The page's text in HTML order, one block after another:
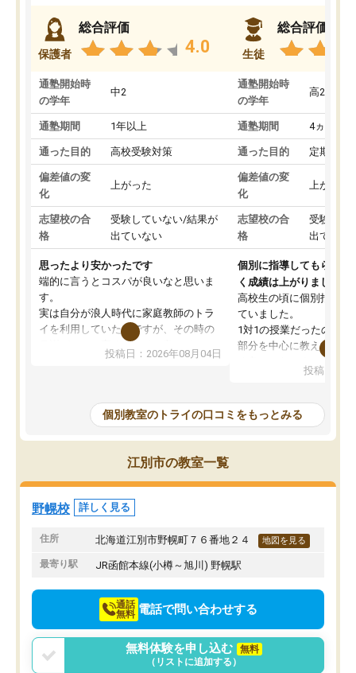
保護者
総合評価
4.0
通塾開始時
の学年
中2
通塾期間 1年以上
通った目的 高校受験対策
偏差値の変
化
上がった
志望校の合
格
受験していない/結果が
出ていない
思ったより安かったです
端的に言うとコスパが良いなと思いま
す。
実は自分が浪人時代に家庭教師のトラ
イを利用していたのですが、その時の
月謝がとても高くトライに良いイメー
ジがありませんでした。
し始めた形です。
しかし、以前とは違い料金がリーズナ
ブルでびっくりしました。
通って1年以上ですが、勉強への取り組
み方が真っすぐに変化（率先して自宅
で復習や予習をする）し成績も向上し
ています。
駅前なので送り迎えが少々負担になっ
ていますが、それを加味しても通って
投稿日：2026年08月04日
生徒
総合評価
通塾開始時
の学年
高2
通塾期間 4ヵ月～1
通った目的 定期テス
偏差値の変
化
上がった
志望校の合
格
受験して
出ていな
個別に指導してもらえる
く成績は上がりました。
高校生の頃に個別指導の
ていました。
1対1の授業だったので、
部分を中心に教えてもら
わからないところもそ
もらえたので、勉強への
しずつなくなりました。
その結果成績も上がり、
たのを覚えています。
塾だと思います。
投稿日：
個別教室のトライの口コミをもっとみる
江別市の教室一覧
野幌校 詳しく見る
住所 北海道江別市野幌町７６番地２４ 地図を見る
最寄り駅 JR函館本線(小樽～旭川) 野幌駅
通話
無料 電話で問い合わせする
無料体験を申し込む
無料
（リストに追加する）